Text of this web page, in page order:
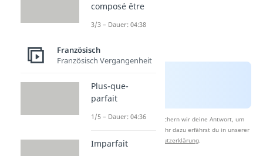
Nach Beantwortung speichern wir deine Antwort, um
Studyflix zu verbessern. Mehr dazu erfährst du in unserer
Datenschutzerklärung.
composé être
3/3 – Dauer: 04:38
Französisch
Französisch Vergangenheit
Plus-que-
parfait
1/5 – Dauer: 04:36
Imparfait